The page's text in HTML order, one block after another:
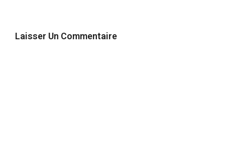
Laisser Un Commentaire